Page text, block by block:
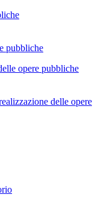
pubbliche
opere pubbliche
delle opere